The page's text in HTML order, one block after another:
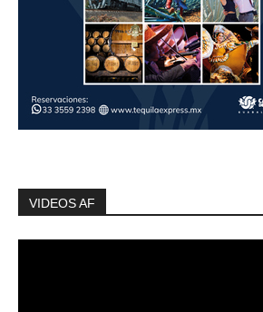
VIDEOS AF